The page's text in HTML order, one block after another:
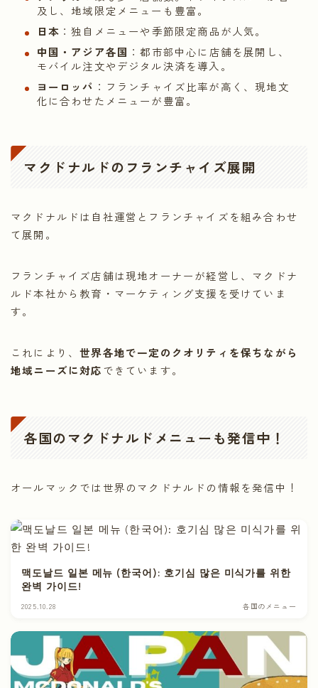
及し、地域限定メニューも豊富。
日本 ：独自メニューや季節限定商品が人気。
中国・アジア各国 ：都市部中心に店舗を展開し、
モバイル注文やデジタル決済を導入。
ヨーロッパ ：フランチャイズ比率が高く、現地文
化に合わせたメニューが豊富。
マクドナルドのフランチャイズ展開
マクドナルドは自社運営とフランチャイズを組み合わせ
て展開。
フランチャイズ店舗は現地オーナーが経営し、マクドナ
ルド本社から教育・マーケティング支援を受けていま
す。
これにより、世界各地で一定のクオリティを保ちながら
地域ニーズに対応できています。
各国のマクドナルドメニューも発信中！
オールマックでは世界のマクドナルドの情報を発信中！
맥도날드 일본 메뉴 (한국어): 호기심 많은 미식가를 위한
완벽 가이드!
2025.10.28 各国のメニュー